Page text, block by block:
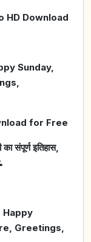
HD Download
Sunday,
for Free
संपूर्ण इतिहास,
Happy
Greetings,